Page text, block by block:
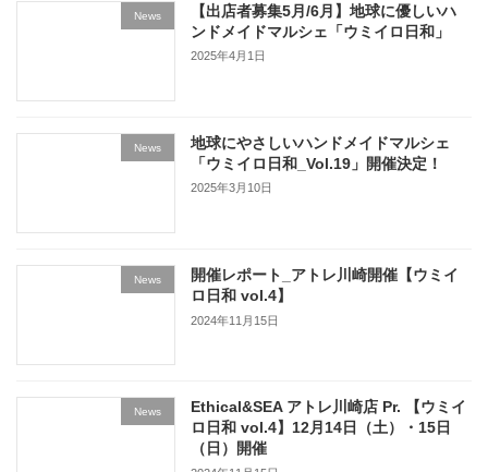
News
【出店者募集5月/6月】地球に優しいハ
ンドメイドマルシェ「ウミイロ日和」
2025年4月1日
News
地球にやさしいハンドメイドマルシェ
「ウミイロ日和_Vol.19」開催決定！
2025年3月10日
News
開催レポート_アトレ川崎開催【ウミイ
ロ⽇和 vol.4】
2024年11月15日
News
Ethical&SEA アトレ川崎店 Pr. 【ウミイ
ロ⽇和 vol.4】12⽉14⽇（⼟）・15⽇
（⽇）開催